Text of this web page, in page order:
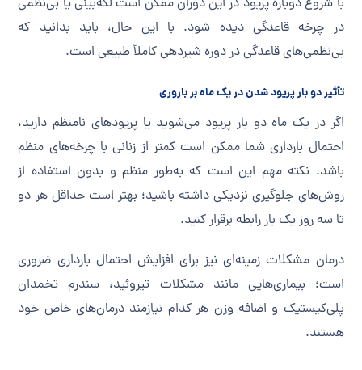
با شروع دوباره پریود در این دوران ممکن است لکه‌بینی یا بی‌نظمی
در چرخه قاعدگی دیده شود. با این حال، باید بدانید که
بی‌نظمی‌های قاعدگی در دوره شیردهی کاملاً طبیعی است.
تأثیر دو بار پریود شدن در یک ماه بر باروری
اگر در یک ماه دو بار پریود می‌شوید یا پریودهای نامنظم دارید،
احتمال بارداری شما ممکن است کمتر از زنانی با چرخه‌های منظم
باشد. نکته مهم این است که به‌طور منظم و بدون استفاده از
روش‌های جلوگیری نزدیکی داشته باشید؛ بهتر است حداقل هر دو
تا سه روز یک بار رابطه برقرار کنید.
درمان مشکلات زمینه‌ای نیز برای افزایش احتمال بارداری ضروری
است؛ بیماری‌هایی مانند مشکلات تیروئید، سندرم تخمدان
پلی‌کیستیک و اضافه وزن هر کدام نیازمند درمان‌های خاص خود
هستند.